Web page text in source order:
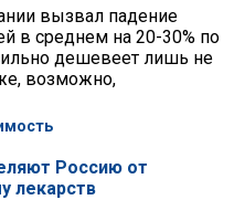
вызвал падение
в среднем на 20-30% по
дешевеет лишь не
возможно,
Россию от
лекарств